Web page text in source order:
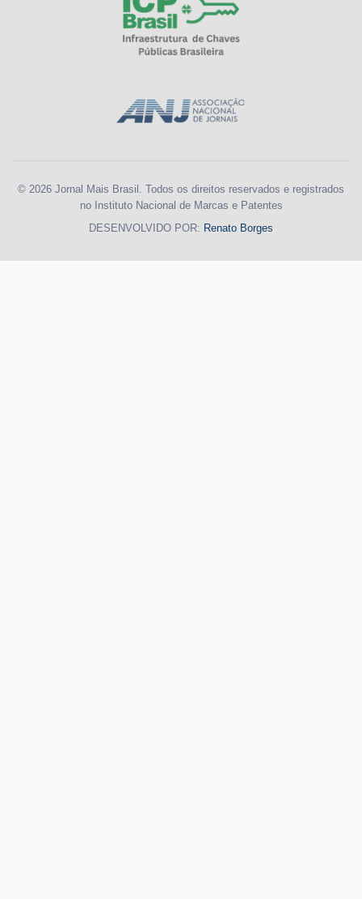
© 2026 Jornal Mais Brasil. Todos os direitos reservados e registrados
no Instituto Nacional de Marcas e Patentes
DESENVOLVIDO POR: Renato Borges